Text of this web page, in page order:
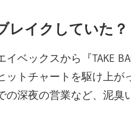
レイクしていた？
ベックスから『TAKE
ットチャートを駆け上
深夜の営業など、泥臭